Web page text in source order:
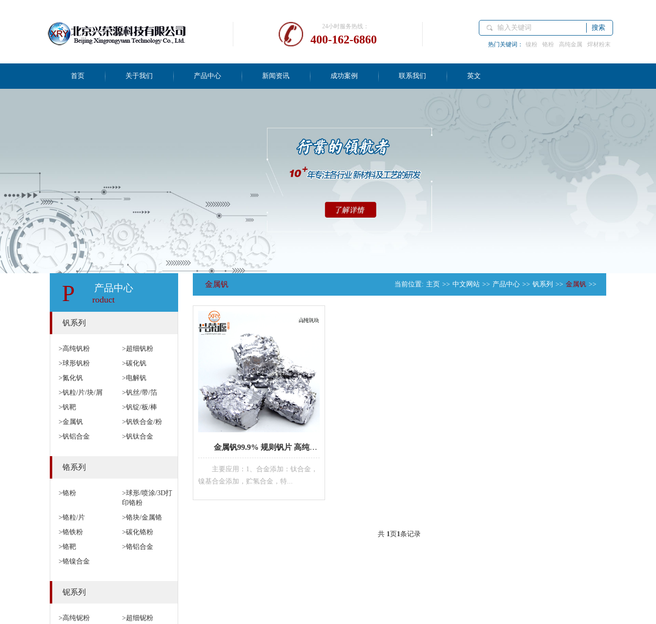
24小时服务热线：
400-162-6860
搜索
热门关键词： 镍粉 铬粉 高纯金属 焊材粉末
首页 关于我们 产品中心 新闻资讯 成功案例 联系我们 英文
P 产品中心
roduct
钒系列
>高纯钒粉
>超细钒粉
>球形钒粉
>碳化钒
>氮化钒
>电解钒
>钒粒/片/块/屑
>钒丝/带/箔
>钒靶
>钒锭/板/棒
>金属钒
>钒铁合金/粉
>钒铝合金
>钒钛合金
铬系列
>铬粉
>球形/喷涂/3D打
印铬粉
>铬粒/片
>铬块/金属铬
>铬铁粉
>碳化铬粉
>铬靶
>铬铝合金
>铬镍合金
铌系列
>高纯铌粉
>超细铌粉
金属钒 当前位置: 主页 >> 中文网站 >> 产品中心 >> 钒系列 >> 金属钒 >>
金属钒99.9% 规则钒片 高纯金属钒 当天发货
主要应用：1、合金添加：钛合金，
镍基合金添加，贮氢合金，特...
共 1页1条记录